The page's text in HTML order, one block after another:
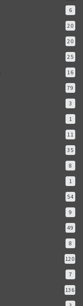
6
20
20
25
16
79
3
1
11
35
8
1
54
9
49
8
120
7
136